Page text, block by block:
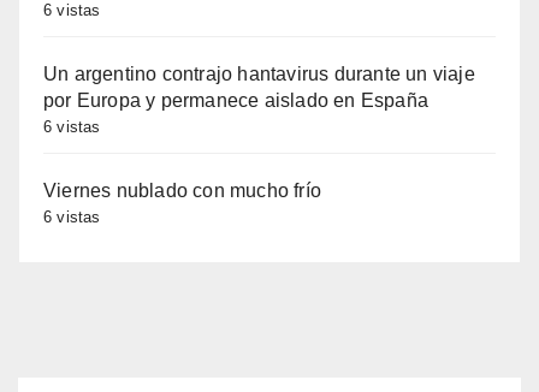
6 vistas
Un argentino contrajo hantavirus durante un viaje
por Europa y permanece aislado en España
6 vistas
Viernes nublado con mucho frío
6 vistas